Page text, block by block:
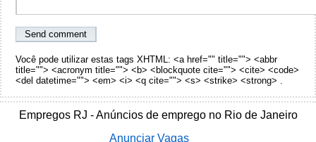
Você pode utilizar estas tags XHTML: <a href="" title=""> <abbr
title=""> <acronym title=""> <b> <blockquote cite=""> <cite> <code>
<del datetime=""> <em> <i> <q cite=""> <s> <strike> <strong> .
Empregos RJ - Anúncios de emprego no Rio de Janeiro
Anunciar Vagas